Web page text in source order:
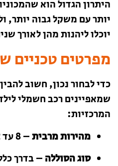
היתרון הגדול הוא
יותר עם משקל גבוה יותר,
יוכלו ליהנות מהן לאורך
מפרטים טכניים
כדי לבחור נכון, חשוב
המרכזיות:
מהירות מרבית– 8 עד 12 קמ"ש, בהתאם לדגם.
סוג הסוללה– בדרך